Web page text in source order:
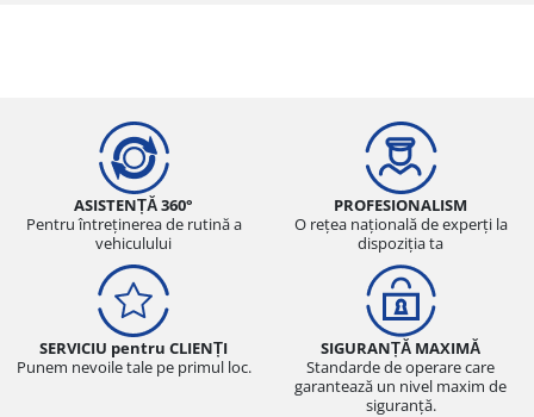
ASISTENȚĂ 360°
Pentru întreținerea de rutină a
vehiculului
PROFESIONALISM
O rețea națională de experți la
dispoziția ta
SERVICIU pentru CLIENȚI
Punem nevoile tale pe primul loc.
SIGURANȚĂ MAXIMĂ
Standarde de operare care
garantează un nivel maxim de
siguranță.